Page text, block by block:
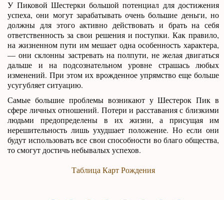
У Пиковой Шестерки большой потенциал для достижения
успеха, они могут зарабатывать очень большие деньги, но
должны для этого активно действовать и брать на себя
ответственность за свои решения и поступки. Как правило,
на жизненном пути им мешает одна особенность характера,
— они склонны застревать на полпути, не желая двигаться
дальше и на подсознательном уровне страшась любых
изменений. При этом их врожденное упрямство еще больше
усугубляет ситуацию.
Самые большие проблемы возникают у Шестерок Пик в
сфере личных отношений. Потери и расставания с близкими
людьми предопределены в их жизни, а присущая им
нерешительность лишь ухудшает положение. Но если они
будут использовать все свои способности во благо общества,
то смогут достичь небывалых успехов.
Таблица Карт Рождения